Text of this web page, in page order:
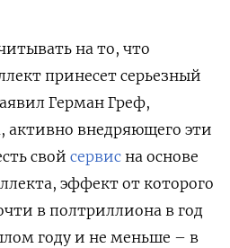
на то, что
принесет серьезный
Герман Греф,
активно внедряющего эти
свой сервис на основе
эффект от которого
в полтриллиона в год
году и не меньше – в